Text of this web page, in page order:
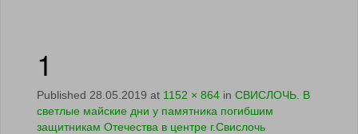
1
Published 28.05.2019 at 1152 × 864 in СВИСЛОЧЬ. В
светлые майские дни у памятника погибшим
защитникам Отечества в центре г.Свислочь